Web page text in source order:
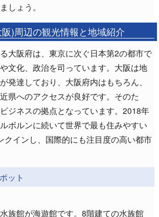
しょう。
)周辺の観光情報と地域紹介
大阪府は、東京に次ぐ日本第2の都市で
文化、政治を司っています。大阪は地
発達しており、大阪府内はもちろん、
県へのアクセスが良好です。そのた
ジネスの拠点となっています。2018年
ボルンに続いて世界で最も住みやすい
クインし、国際的にも注目度の高い都市
ット
族館が海遊館です。8階建ての水族館